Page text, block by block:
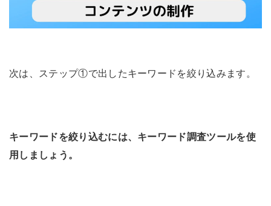
次は、ステップ①で出したキーワードを絞り込みます。
キーワードを絞り込むには、キーワード調査ツールを使
用しましょう。